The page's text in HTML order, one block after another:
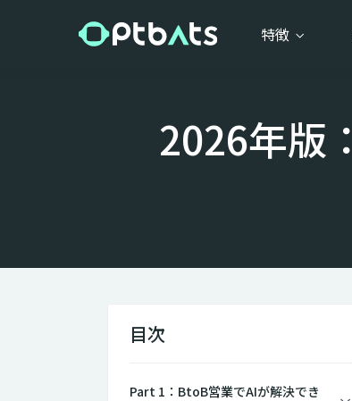
特徴
2026年版
目次
Part 1：BtoB営業でAIが解決でき